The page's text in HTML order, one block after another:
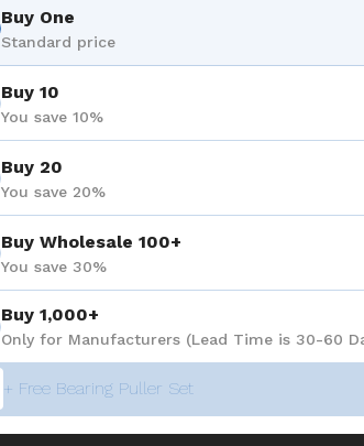
Buy One
Standard price
Buy 10
You save 10%
Buy 20
You save 20%
Buy Wholesale 100+
You save 30%
Buy 1,000+
Only for Manufacturers (Lead Time is 30-60
+ Free Bearing Puller Set